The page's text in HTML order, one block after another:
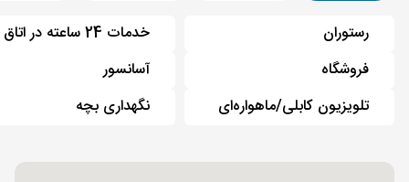
رستوران
فروشگاه
تلویزیون کابلی/ماهواره‌ای
خدمات 24 ساعته در اتاق
آسانسور
نگهداری بچه